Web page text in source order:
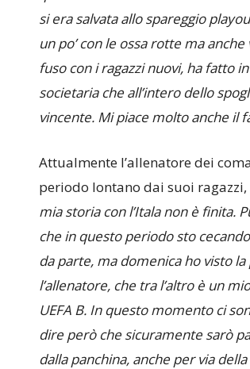
si era salvata allo spareggio
un po’ con le ossa rotte ma
fuso con i ragazzi nuovi, ha fatto
societaria che all’intero dello
vincente. Mi piace molto anche il
Attualmente l’allenatore dei
periodo lontano dai suoi
mia storia con l’Itala non è finita.
che in questo periodo sto
da parte, ma domenica ho visto
l’allenatore, che tra l’altro è un
UEFA B. In questo momento ci
dire però che sicuramente sarò
dalla panchina, anche per via